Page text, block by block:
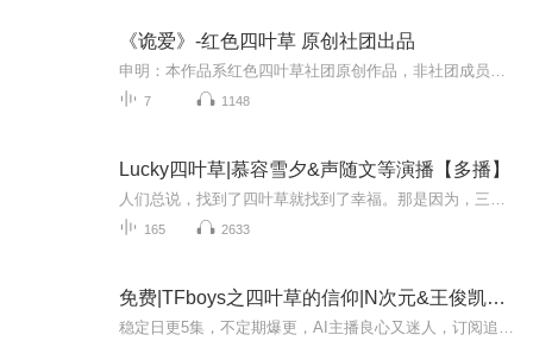
《诡爱》-红色四叶草 原创社团出品
7 1148
Lucky四叶草|慕容雪夕&声随文等演播【多播】
165 2633
免费|TFboys之四叶草的信仰|N次元&王俊凯&王源